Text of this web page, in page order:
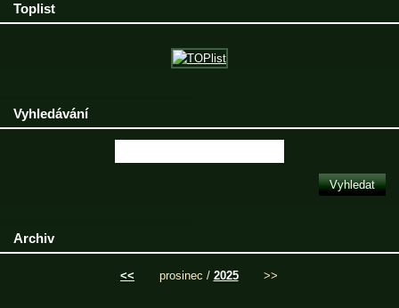
Toplist
Vyhledávání
Archiv
<< prosinec / 2025 >>